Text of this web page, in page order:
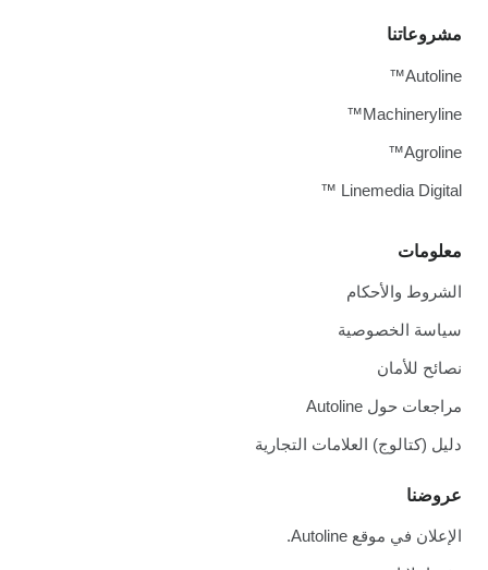
معلومات
الشروط والأحكام
سياسة الخصوصية
نصائح للأمان
مراجعات حول Autoline
دليل (كتالوج) العلامات التجارية
عروضنا
الإعلان في موقع Autoline.
مشروعاتنا
Autoline™
Machineryline™
Agroline™
Linemedia Digital ™